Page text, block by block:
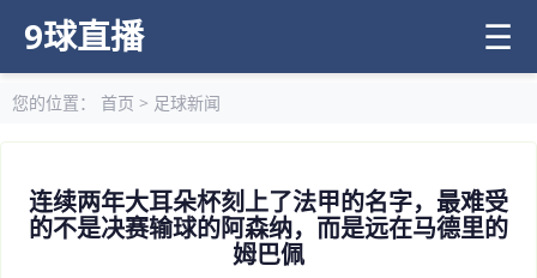
9球直播 ☰
您的位置： 首页 > 足球新闻
连续两年大耳朵杯刻上了法甲的名字，最难受
的不是决赛输球的阿森纳，而是远在马德里的
姆巴佩